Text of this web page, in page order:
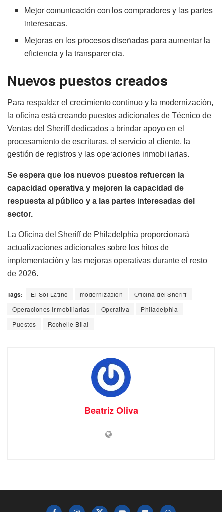
Mejor comunicación con los compradores y las partes
interesadas.
Mejoras en los procesos diseñadas para aumentar la
eficiencia y la transparencia.
Nuevos puestos creados
Para respaldar el crecimiento continuo y la modernización,
la oficina está creando puestos adicionales de Técnico de
Ventas del Sheriff dedicados a brindar apoyo en el
procesamiento de escrituras, el servicio al cliente, la
gestión de registros y las operaciones inmobiliarias.
Se espera que los nuevos puestos refuercen la
capacidad operativa y mejoren la capacidad de
respuesta al público y a las partes interesadas del
sector.
La Oficina del Sheriff de Philadelphia proporcionará
actualizaciones adicionales sobre los hitos de
implementación y las mejoras operativas durante el resto
de 2026.
Tags: El Sol Latino modernización
Oficina del Sheriff
Operaciones Inmobiliarias
Operativa
Philadelphia
Puestos
Rochelle Bilal
Beatriz Oliva